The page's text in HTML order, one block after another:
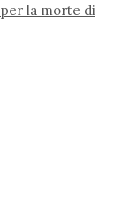
per la morte di